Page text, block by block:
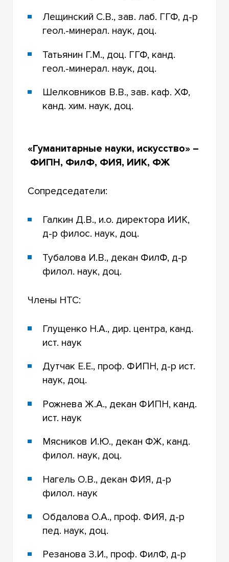
Лещинский С.В., зав. лаб. ГГФ, д-р
геол.-минерал. наук, доц.
Татьянин Г.М., доц. ГГФ, канд.
геол.-минерал. наук, доц.
Шелковников В.В., зав. каф. ХФ,
канд. хим. наук, доц.
«Гуманитарные науки, искусство» –
ФИПН, ФилФ, ФИЯ, ИИК, ФЖ
Сопредседатели:
Галкин Д.В., и.о. директора ИИК,
д-р филос. наук, доц.
Тубалова И.В., декан ФилФ, д-р
филол. наук, доц.
Члены НТС:
Глущенко Н.А., дир. центра, канд.
ист. наук
Дутчак Е.Е., проф. ФИПН, д-р ист.
наук, доц.
Рожнева Ж.А., декан ФИПН, канд.
ист. наук
Мясников И.Ю., декан ФЖ, канд.
филол. наук, доц.
Нагель О.В., декан ФИЯ, д-р
филол. наук
Обдалова О.А., проф. ФИЯ, д-р
пед. наук, доц.
Резанова З.И., проф. ФилФ, д-р